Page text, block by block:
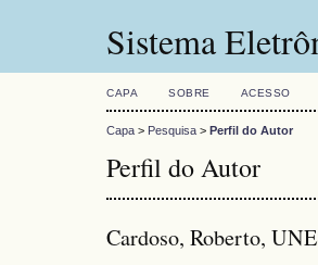
Sistema
CAPA SOBRE ACESSO
Capa > Pesquisa > Perfil do Autor
Perfil do Autor
Cardoso, Roberto,